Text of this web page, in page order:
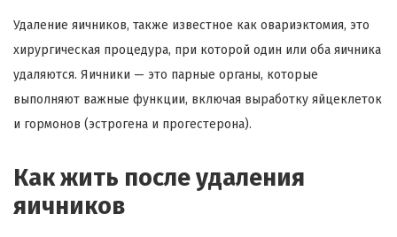
Удаление яичников, также известное как овариэктомия, это
хирургическая процедура, при которой один или оба яичника
удаляются. Яичники — это парные органы, которые
выполняют важные функции, включая выработку яйцеклеток
и гормонов (эстрогена и прогестерона).
Как жить после удаления
яичников